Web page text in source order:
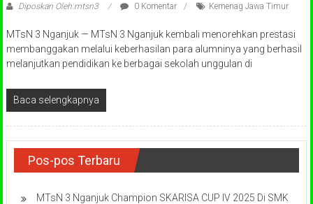
Diposkan Oleh:mtsn3 0 Komentar Kemenag Jawa Timur
MTsN 3 Nganjuk — MTsN 3 Nganjuk kembali menorehkan prestasi
membanggakan melalui keberhasilan para alumninya yang berhasil
melanjutkan pendidikan ke berbagai sekolah unggulan di
Baca selengkapnya
Pos-pos Terbaru
MTsN 3 Nganjuk Champion SKARISA CUP IV 2025 Di SMK